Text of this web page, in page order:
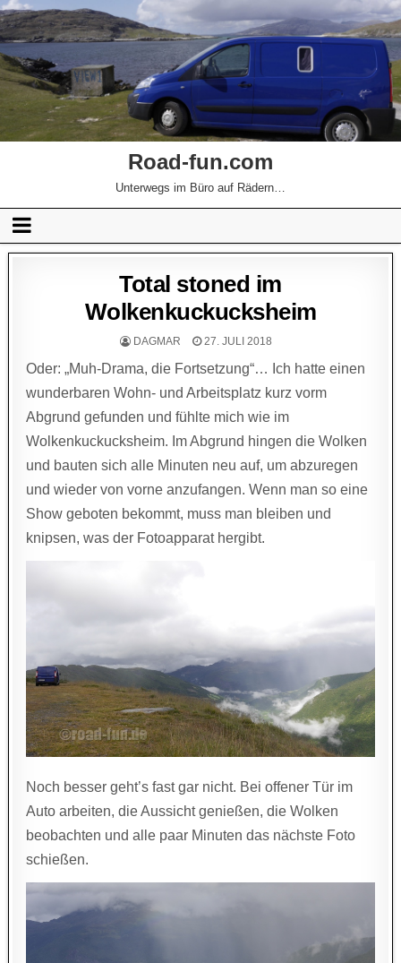
Road-fun.com
Unterwegs im Büro auf Rädern…
Total stoned im
Wolkenkuckucksheim
DAGMAR 27. JULI 2018
Oder: „Muh-Drama, die Fortsetzung“… Ich hatte einen
wunderbaren Wohn- und Arbeitsplatz kurz vorm
Abgrund gefunden und fühlte mich wie im
Wolkenkuckucksheim. Im Abgrund hingen die Wolken
und bauten sich alle Minuten neu auf, um abzuregen
und wieder von vorne anzufangen. Wenn man so eine
Show geboten bekommt, muss man bleiben und
knipsen, was der Fotoapparat hergibt.
Noch besser geht’s fast gar nicht. Bei offener Tür im
Auto arbeiten, die Aussicht genießen, die Wolken
beobachten und alle paar Minuten das nächste Foto
schießen.